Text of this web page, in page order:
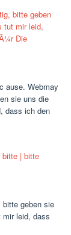
ause. Webmay
sie uns die
dass ich den
bitte geben sie
mir leid, dass